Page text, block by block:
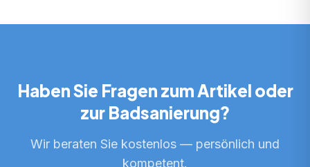
Haben Sie Fragen zum Artikel oder
zur Badsanierung?
Wir beraten Sie kostenlos — persönlich und
kompetent.